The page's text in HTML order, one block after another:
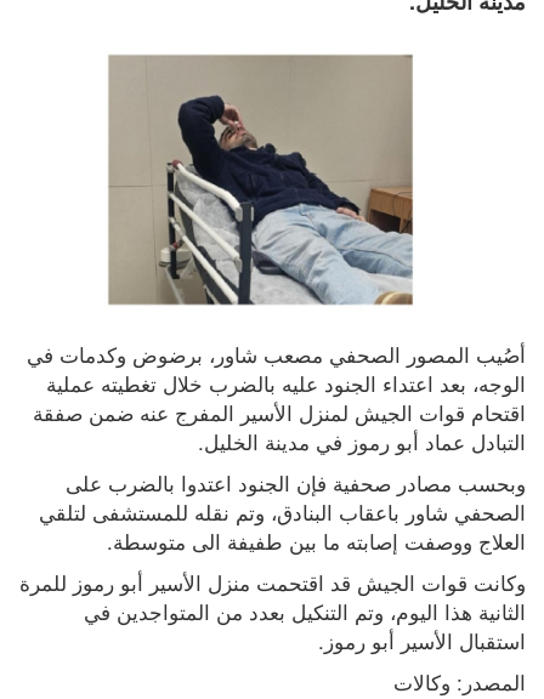
التبادل عماد أبو رموز في مدينة الخليل.
العلاج ووصفت إصابته ما بين طفيفة الى متوسطة.
استقبال الأسير أبو رموز.
المصدر: وكالات